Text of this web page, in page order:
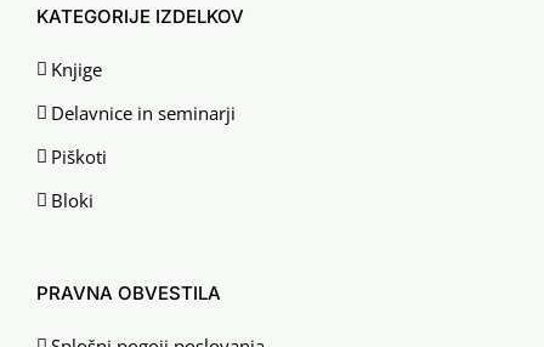
KATEGORIJE IZDELKOV
Knjige
Delavnice in seminarji
Piškoti
Bloki
PRAVNA OBVESTILA